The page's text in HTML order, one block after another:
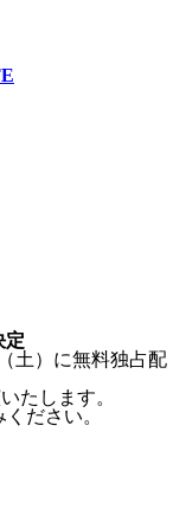
定
土）に無料独占配
たします。
ださい。